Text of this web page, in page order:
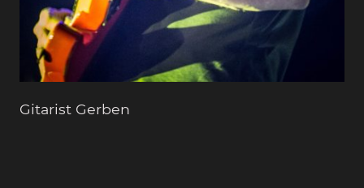
Gitarist Gerben